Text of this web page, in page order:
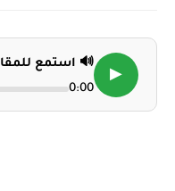
▶
🔊 استمع للمقال
0:00